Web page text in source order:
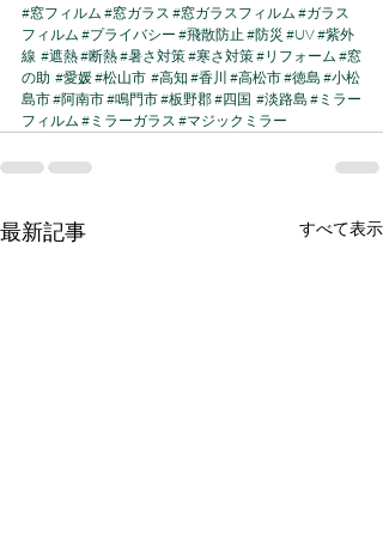
#窓フィルム #窓ガラス #窓ガラスフィルム #ガラス
フィルム #プライバシー #飛散防止 #防災 #UV#紫外
線 #遮熱#断熱#暑さ対策#寒さ対策#リフォーム #窓
の助 #愛媛#松山市 #高知 #香川 #高松市#徳島 #小松
島市#阿南市#鳴門市#板野郡#四国 #淡路島 #ミラー
フィルム #ミラーガラス #マジックミラー
最新記事 すべて表示